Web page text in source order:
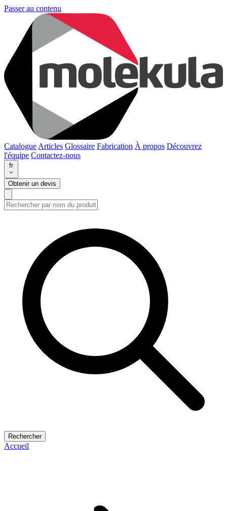
Passer au contenu
Catalogue Articles Glossaire Fabrication À propos Découvrez
l'équipe Contactez-nous
fr
Obtenir un devis
Rechercher
Accueil